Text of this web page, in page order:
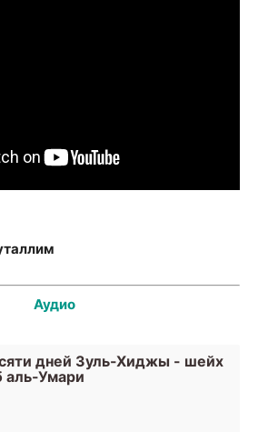
Аудио
дней Зуль-Хиджы - шейх
аль-Умари